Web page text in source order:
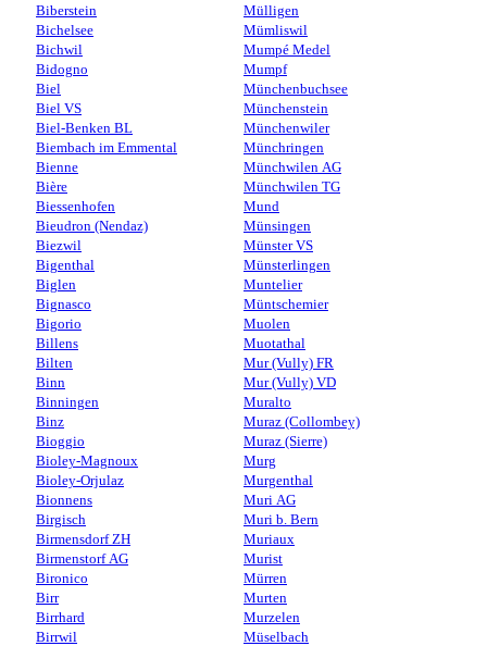
Biberstein
Bichelsee
Bichwil
Bidogno
Biel
Biel VS
Biel-Benken BL
Biembach im Emmental
Bienne
Bière
Biessenhofen
Bieudron (Nendaz)
Biezwil
Bigenthal
Biglen
Bignasco
Bigorio
Billens
Bilten
Binn
Binningen
Binz
Bioggio
Bioley-Magnoux
Bioley-Orjulaz
Bionnens
Birgisch
Birmensdorf ZH
Birmenstorf AG
Bironico
Birr
Birrhard
Birrwil
Mülligen
Mümliswil
Mumpé Medel
Mumpf
Münchenbuchsee
Münchenstein
Münchenwiler
Münchringen
Münchwilen AG
Münchwilen TG
Mund
Münsingen
Münster VS
Münsterlingen
Muntelier
Müntschemier
Muolen
Muotathal
Mur (Vully) FR
Mur (Vully) VD
Muralto
Muraz (Collombey)
Muraz (Sierre)
Murg
Murgenthal
Muri AG
Muri b. Bern
Muriaux
Murist
Mürren
Murten
Murzelen
Müselbach